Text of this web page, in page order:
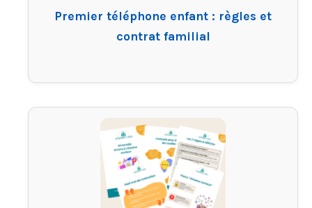
Premier téléphone enfant : règles et
contrat familial